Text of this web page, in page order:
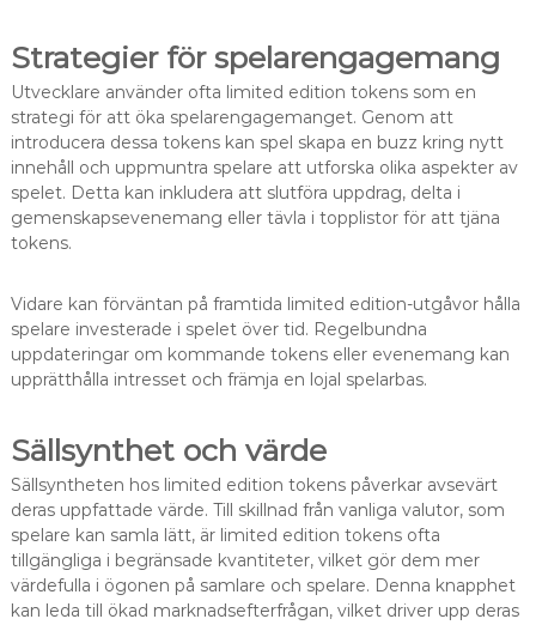
Strategier för spelarengagemang
Utvecklare använder ofta limited edition tokens som en
strategi för att öka spelarengagemanget. Genom att
introducera dessa tokens kan spel skapa en buzz kring nytt
innehåll och uppmuntra spelare att utforska olika aspekter av
spelet. Detta kan inkludera att slutföra uppdrag, delta i
gemenskapsevenemang eller tävla i topplistor för att tjäna
tokens.
Vidare kan förväntan på framtida limited edition-utgåvor hålla
spelare investerade i spelet över tid. Regelbundna
uppdateringar om kommande tokens eller evenemang kan
upprätthålla intresset och främja en lojal spelarbas.
Sällsynthet och värde
Sällsyntheten hos limited edition tokens påverkar avsevärt
deras uppfattade värde. Till skillnad från vanliga valutor, som
spelare kan samla lätt, är limited edition tokens ofta
tillgängliga i begränsade kvantiteter, vilket gör dem mer
värdefulla i ögonen på samlare och spelare. Denna knapphet
kan leda till ökad marknadsefterfrågan, vilket driver upp deras